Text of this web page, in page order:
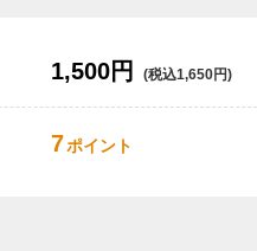
1,500円 (税込1,650円)
7ポイント